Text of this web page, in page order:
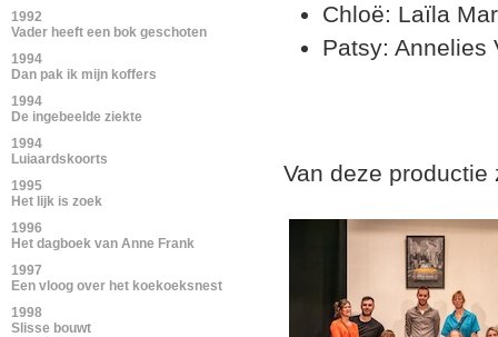
1992
Vader heeft een bok geschoten
1994
Dan pak ik mijn koffers
1994
De ingebeelde ziekte
1994
Luiaardskoorts
1995
Het lijk is zoek
1996
Het dagboek van Anne Frank
1997
Een vloog over het koekoeksnest
1998
Slisse bouwt
Chloë: Laïla
Patsy: Annelies
Van deze